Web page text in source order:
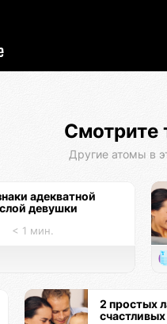
Смотрите
Другие атомы в
адекватной
девушки
< 1 мин.
2 простых